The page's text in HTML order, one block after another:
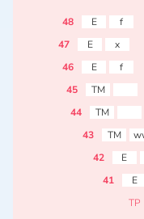
48 E f
47
E x
46
E f
45
TM
44
TM
43
TM
42
E
41
E
TP